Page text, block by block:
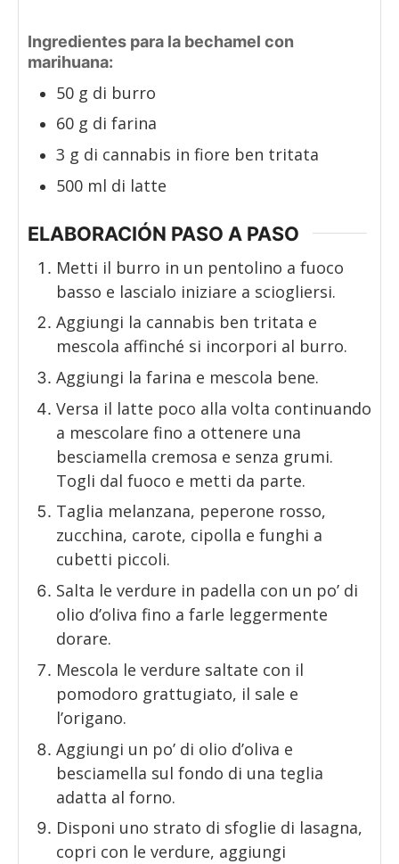
Ingredientes para la bechamel con
marihuana:
50 g di burro
60 g di farina
3 g di cannabis in fiore ben tritata
500 ml di latte
ELABORACIÓN PASO A PASO
Metti il burro in un pentolino a fuoco
basso e lascialo iniziare a sciogliersi.
Aggiungi la cannabis ben tritata e
mescola affinché si incorpori al burro.
Aggiungi la farina e mescola bene.
Versa il latte poco alla volta continuando
a mescolare fino a ottenere una
besciamella cremosa e senza grumi.
Togli dal fuoco e metti da parte.
Taglia melanzana, peperone rosso,
zucchina, carote, cipolla e funghi a
cubetti piccoli.
Salta le verdure in padella con un po’ di
olio d’oliva fino a farle leggermente
dorare.
Mescola le verdure saltate con il
pomodoro grattugiato, il sale e
l’origano.
Aggiungi un po’ di olio d’oliva e
besciamella sul fondo di una teglia
adatta al forno.
Disponi uno strato di sfoglie di lasagna,
copri con le verdure, aggiungi